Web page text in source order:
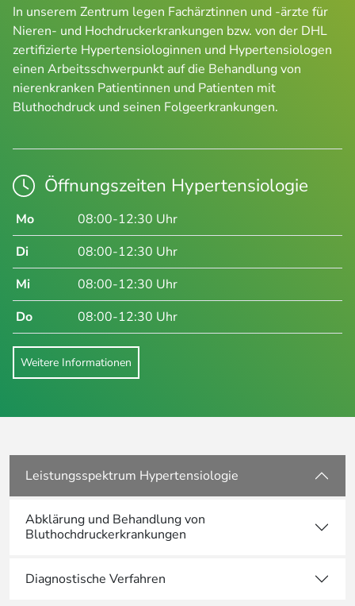
In unserem Zentrum legen Fachärztinnen und -ärzte für
Nieren- und Hochdruckerkrankungen bzw. von der DHL
zertifizierte Hypertensiologinnen und Hypertensiologen
einen Arbeitsschwerpunkt auf die Behandlung von
nierenkranken Patientinnen und Patienten mit
Bluthochdruck und seinen Folgeerkrankungen.
Öffnungszeiten Hypertensiologie
Mo
08:00-12:30 Uhr
Di
08:00-12:30 Uhr
Mi
08:00-12:30 Uhr
Do
08:00-12:30 Uhr
Weitere Informationen
Leistungsspektrum Hypertensiologie
Abklärung und Behandlung von
Bluthochdruckerkrankungen
Diagnostische Verfahren